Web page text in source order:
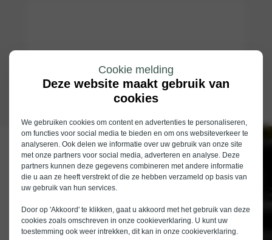
Cookie melding
Deze website maakt gebruik van
cookies
We gebruiken cookies om content en advertenties te personaliseren,
om functies voor social media te bieden en om ons websiteverkeer te
analyseren. Ook delen we informatie over uw gebruik van onze site
met onze partners voor social media, adverteren en analyse. Deze
partners kunnen deze gegevens combineren met andere informatie
die u aan ze heeft verstrekt of die ze hebben verzameld op basis van
uw gebruik van hun services.
Door op 'Akkoord' te klikken, gaat u akkoord met het gebruik van deze
cookies zoals omschreven in onze cookieverklaring. U kunt uw
toestemming ook weer intrekken, dit kan in onze cookieverklaring.
Schrijf je in voor de nieuwsbrief van
Nieuwenhuijse
E-mailadres